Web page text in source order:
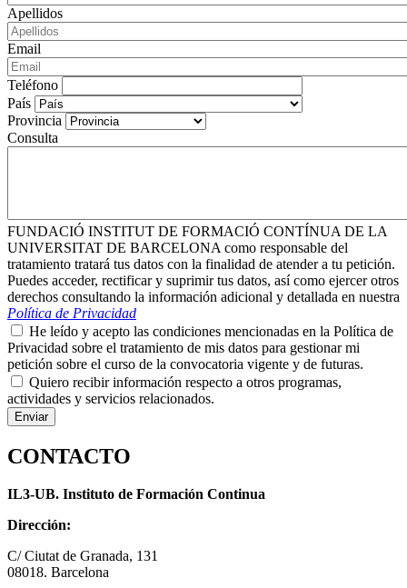
Apellidos
Email
Teléfono
País
Provincia
Consulta
FUNDACIÓ INSTITUT DE FORMACIÓ CONTÍNUA DE LA
UNIVERSITAT DE BARCELONA como responsable del
tratamiento tratará tus datos con la finalidad de atender a tu petición.
Puedes acceder, rectificar y suprimir tus datos, así como ejercer otros
derechos consultando la información adicional y detallada en nuestra
Política de Privacidad
He leído y acepto las condiciones mencionadas en la Política de
Privacidad sobre el tratamiento de mis datos para gestionar mi
petición sobre el curso de la convocatoria vigente y de futuras.
Quiero recibir información respecto a otros programas,
actividades y servicios relacionados.
CONTACTO
IL3-UB. Instituto de Formación Continua
Dirección:
C/ Ciutat de Granada, 131
08018. Barcelona